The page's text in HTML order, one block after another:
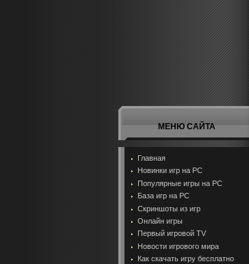
МЕНЮ САЙТА
Главная
Новинки игр на PC
Популярные игры на PC
База игр на РС
Скриншоты из игр
Онлайн игры
Первый игровой TV
Новости игрового мира
Как скачать игру бесплатно